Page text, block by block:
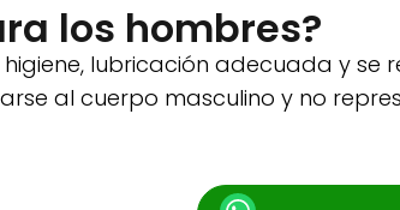
los hombres?
lubricación adecuada y se
al cuerpo masculino y no